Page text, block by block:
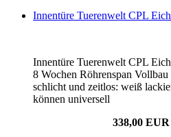
Innentüre Tuerenwelt CPL
Innentüre Tuerenwelt CPL
8 Wochen Röhrenspan
schlicht und zeitlos: weiß
können universell
338,00 EUR